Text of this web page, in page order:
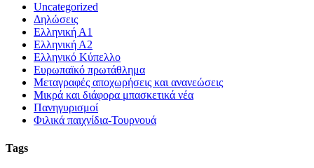
Uncategorized
Δηλώσεις
Ελληνική Α1
Ελληνική Α2
Ελληνικό Κύπελλο
Ευρωπαϊκό πρωτάθλημα
Μεταγραφές αποχωρήσεις και ανανεώσεις
Μικρά και διάφορα μπασκετικά νέα
Πανηγυρισμοί
Φιλικά παιχνίδια-Τουρνουά
Tags